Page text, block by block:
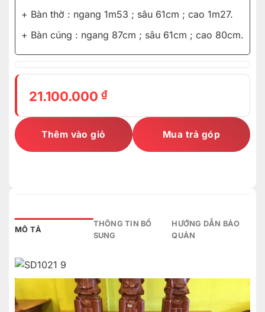
+ Bàn thờ : ngang 1m53 ; sâu 61cm ; cao 1m27.
+ Bàn cúng : ngang 87cm ; sâu 61cm ; cao 80cm.
21.100.000 ₫
Thêm vào giỏ Mua trả góp
MÔ TẢ
THÔNG TIN BỔ
SUNG
HƯỚNG DẪN BẢO
QUẢN